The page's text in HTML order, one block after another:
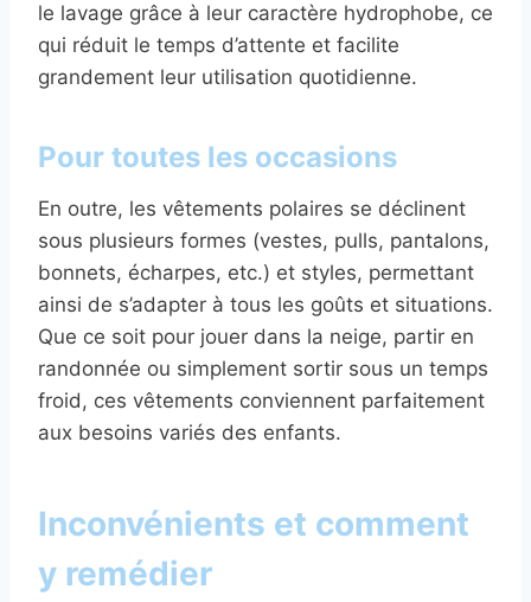
le lavage grâce à leur caractère hydrophobe, ce
qui réduit le temps d’attente et facilite
grandement leur utilisation quotidienne.
Pour toutes les occasions
En outre, les vêtements polaires se déclinent
sous plusieurs formes (vestes, pulls, pantalons,
bonnets, écharpes, etc.) et styles, permettant
ainsi de s’adapter à tous les goûts et situations.
Que ce soit pour jouer dans la neige, partir en
randonnée ou simplement sortir sous un temps
froid, ces vêtements conviennent parfaitement
aux besoins variés des enfants.
Inconvénients et comment
y remédier